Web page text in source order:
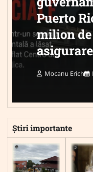
Puerto
milion
Mocanu Erich
Știri importante